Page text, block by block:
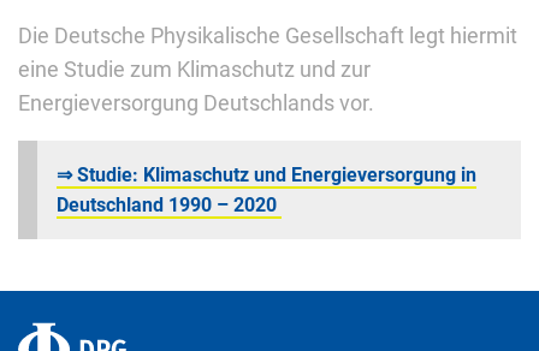
Die Deutsche Physikalische Gesellschaft legt hiermit
eine Studie zum Klimaschutz und zur
Energieversorgung Deutschlands vor.
⇒ Studie: Klimaschutz und Energieversorgung in
Deutschland 1990 – 2020